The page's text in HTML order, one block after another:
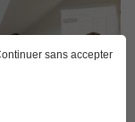
sans accepter